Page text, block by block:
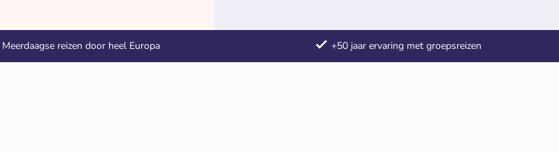
Meerdaagse reizen door heel Europa +50 jaar ervaring met groepsreizen